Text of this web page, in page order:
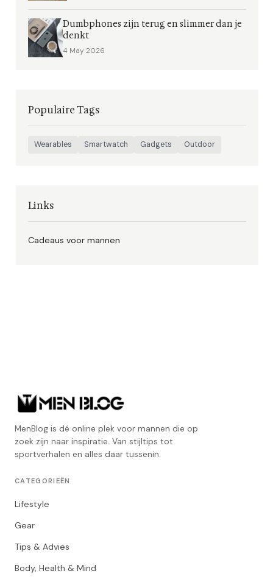
Dumbphones zijn terug en slimmer dan je
denkt
4 May 2026
Populaire Tags
Wearables Smartwatch Gadgets Outdoor
Links
Cadeaus voor mannen
MenBlog is dé online plek voor mannen die op
zoek zijn naar inspiratie. Van stijltips tot
sportverhalen en alles daar tussenin.
CATEGORIEËN
Lifestyle
Gear
Tips & Advies
Body, Health & Mind